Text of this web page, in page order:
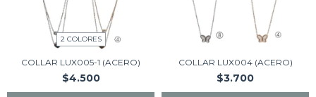
2 COLORES
COLLAR LUX005-1 (ACERO)
$4.500
COLLAR LUX004 (ACERO)
$3.700